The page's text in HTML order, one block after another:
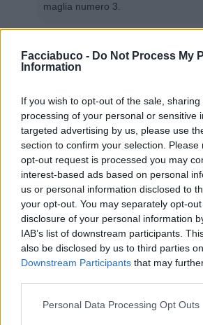
Facciabuco - Do Not Process My
Information
If you wish to opt-out of the sale,
processing of your personal or sensitive
targeted advertising by us, please use
section to confirm your selection.
opt-out request is processed you may
interest-based ads based on personal
us or personal information disclosed to
your opt-out. You may separately opt-
disclosure of your personal information
IAB’s list of downstream participants.
also be disclosed by us to third parties
Downstream Participants that may
Personal Data Processing Opt Outs
maglia numero 3.
31 Luglio alle ore 13:56
· Ti stimo ·Rispondi
storico è dietro l'angolo, anche se
tifosi attuali se ne freghino del
scorso", roba da boomer... 🙄
31 Luglio alle ore 14:41
·Ti stimo ·Rispondi
TrafficantiDiIronia livello 12
31 Luglio- 4.067 visualizzazioni
RIP 🌹